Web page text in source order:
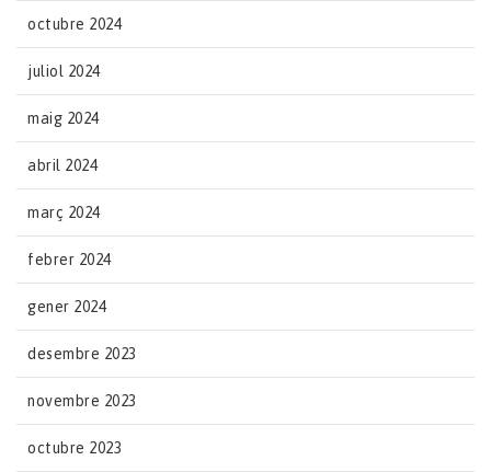
octubre 2024
juliol 2024
maig 2024
abril 2024
març 2024
febrer 2024
gener 2024
desembre 2023
novembre 2023
octubre 2023